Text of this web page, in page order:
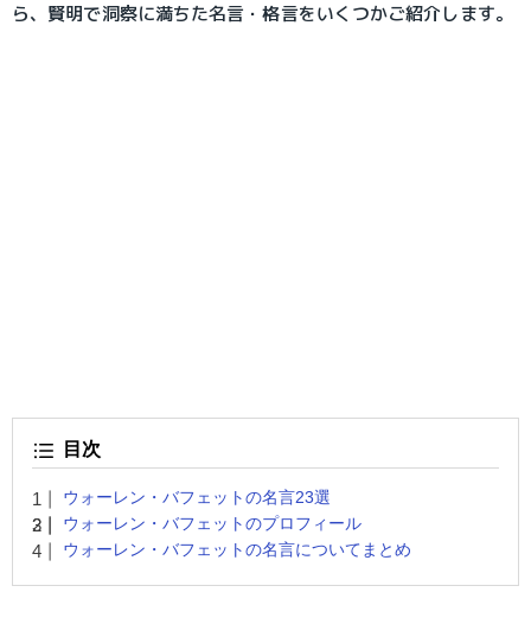
ら、賢明で洞察に満ちた名言・格言をいくつかご紹介します。
目次
ウォーレン・バフェットの名言23選
ウォーレン・バフェットのプロフィール
ウォーレン・バフェットの名言についてまとめ